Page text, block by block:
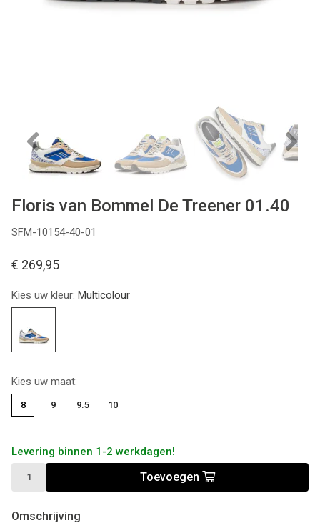
Previous Next
Floris van Bommel De Treener 01.40
SFM-10154-40-01
€ 269,95
Kies uw kleur: Multicolour
Kies uw maat:
8 9 9.5 10
Levering binnen 1-2 werkdagen!
Toevoegen
Omschrijving